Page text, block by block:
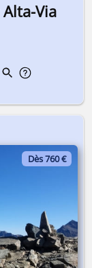
Alta-Via
Dès 760 €